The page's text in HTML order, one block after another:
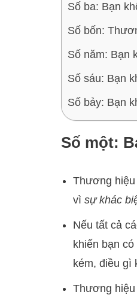
Số ba: Bạn
Số bốn:
Số năm: Bạn
Số sáu: Bạn
Số bảy: Bạn
Số một:
Thương hiệu
vì sự khác
Nếu tất cả
khiến bạn
kém, điều gì
Thương